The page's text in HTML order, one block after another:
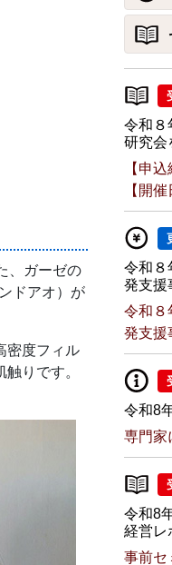
、ガーゼの
ドアオ）が
密度フィル
りです。
令和８
研究
【申
【開
令和８
発支援
令和８
発支援
令和8
専門家
令和8
経営レ
事前セ